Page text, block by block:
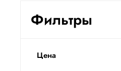
Фильтры
Цена